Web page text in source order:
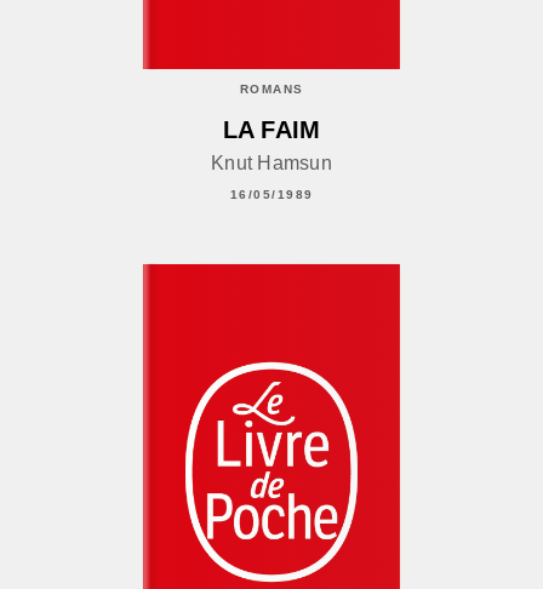
ROMANS
LA FAIM
Knut Hamsun
16/05/1989